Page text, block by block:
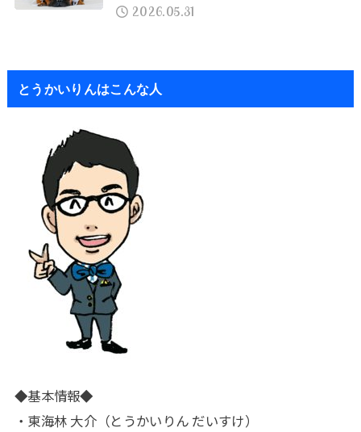
2026.05.31
とうかいりんはこんな人
◆基本情報◆
・東海林 大介（とうかいりん だいすけ）